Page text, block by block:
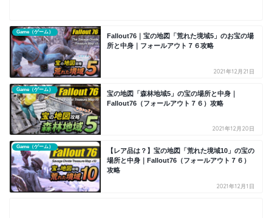
Game（ゲーム）
Fallout76｜宝の地図「荒れた境域5」のお宝の場
所と中身｜フォールアウト７６攻略
2021年12月21日
Game（ゲーム）
宝の地図「森林地域5」の宝の場所と中身｜
Fallout76（フォールアウト７６）攻略
2021年12月20日
Game（ゲーム）
【レア品は？】宝の地図「荒れた境域10」の宝の
場所と中身｜Fallout76（フォールアウト７６）
攻略
2021年12月1日